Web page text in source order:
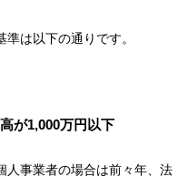
は以下の通りです。
が1,000万円以下
人事業者の場合は前々年、法